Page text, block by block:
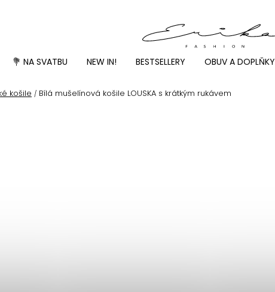
💐 NA SVATBU NEW IN! BESTSELLERY OBUV A DOPLŇKY
košile / Bílá mušelínová košile LOUSKA s krátkým rukávem